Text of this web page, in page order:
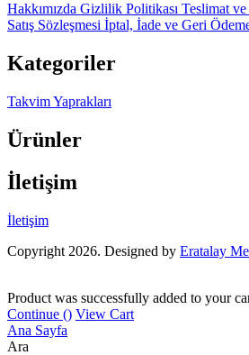
Hakkımızda Gizlilik Politikası Teslimat
Satış Sözleşmesi İptal, İade ve Geri
Kategoriler
Takvim Yaprakları
Ürünler
İletişim
İletişim
Copyright 2026. Designed by Eratalay
Product was successfully added to your
Continue () View Cart
Ana Sayfa
Ara